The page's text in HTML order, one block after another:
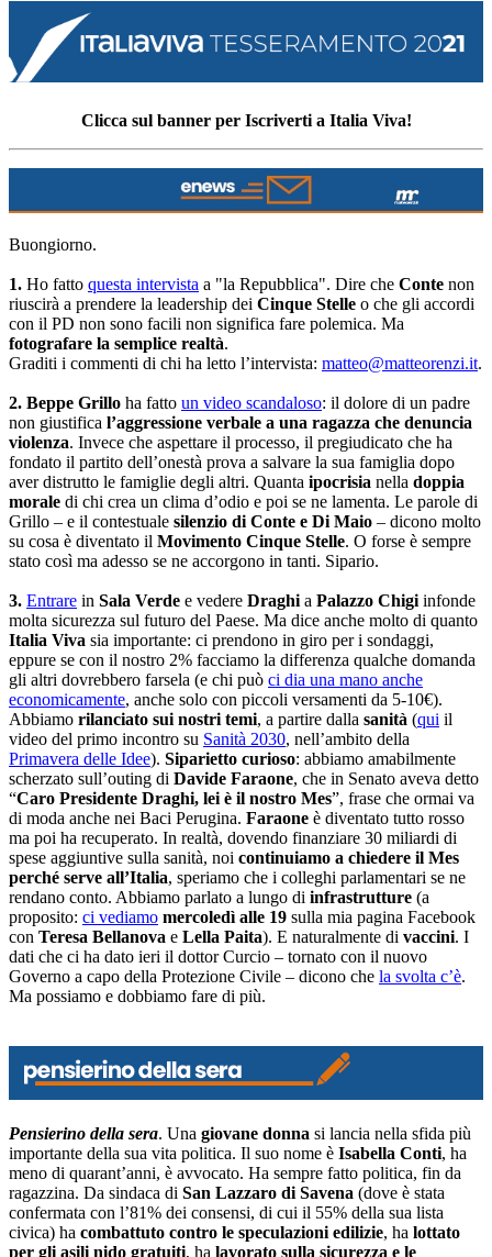
Clicca sul banner per Iscriverti a Italia Viva!
Buongiorno.
1. Ho fatto questa intervista a "la Repubblica". Dire che Conte non
riuscirà a prendere la leadership dei Cinque Stelle o che gli accordi
con il PD non sono facili non significa fare polemica. Ma
fotografare la semplice realtà.
Graditi i commenti di chi ha letto l’intervista: matteo@matteorenzi.it.
2. Beppe Grillo ha fatto un video scandaloso: il dolore di un padre
non giustifica l’aggressione verbale a una ragazza che denuncia
violenza. Invece che aspettare il processo, il pregiudicato che ha
fondato il partito dell’onestà prova a salvare la sua famiglia dopo
aver distrutto le famiglie degli altri. Quanta ipocrisia nella doppia
morale di chi crea un clima d’odio e poi se ne lamenta. Le parole di
Grillo – e il contestuale silenzio di Conte e Di Maio – dicono molto
su cosa è diventato il Movimento Cinque Stelle. O forse è sempre
stato così ma adesso se ne accorgono in tanti. Sipario.
3. Entrare in Sala Verde e vedere Draghi a Palazzo Chigi infonde
molta sicurezza sul futuro del Paese. Ma dice anche molto di quanto
Italia Viva sia importante: ci prendono in giro per i sondaggi,
eppure se con il nostro 2% facciamo la differenza qualche domanda
gli altri dovrebbero farsela (e chi può ci dia una mano anche
economicamente, anche solo con piccoli versamenti da 5-10€).
Abbiamo rilanciato sui nostri temi, a partire dalla sanità (qui il
video del primo incontro su Sanità 2030, nell’ambito della
Primavera delle Idee). Siparietto curioso: abbiamo amabilmente
scherzato sull’outing di Davide Faraone, che in Senato aveva detto
“Caro Presidente Draghi, lei è il nostro Mes”, frase che ormai va
di moda anche nei Baci Perugina. Faraone è diventato tutto rosso
ma poi ha recuperato. In realtà, dovendo finanziare 30 miliardi di
spese aggiuntive sulla sanità, noi continuiamo a chiedere il Mes
perché serve all’Italia, speriamo che i colleghi parlamentari se ne
rendano conto. Abbiamo parlato a lungo di infrastrutture (a
proposito: ci vediamo mercoledì alle 19 sulla mia pagina Facebook
con Teresa Bellanova e Lella Paita). E naturalmente di vaccini. I
dati che ci ha dato ieri il dottor Curcio – tornato con il nuovo
Governo a capo della Protezione Civile – dicono che la svolta c’è.
Ma possiamo e dobbiamo fare di più.
Pensierino della sera. Una giovane donna si lancia nella sfida più
importante della sua vita politica. Il suo nome è Isabella Conti, ha
meno di quarant’anni, è avvocato. Ha sempre fatto politica, fin da
ragazzina. Da sindaca di San Lazzaro di Savena (dove è stata
confermata con l’81% dei consensi, di cui il 55% della sua lista
civica) ha combattuto contro le speculazioni edilizie, ha lottato
per gli asili nido gratuiti, ha lavorato sulla sicurezza e le